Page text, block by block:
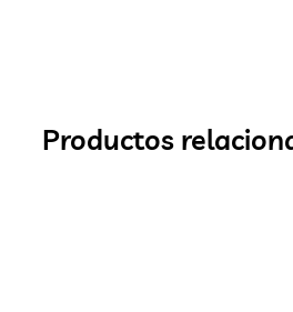
Productos